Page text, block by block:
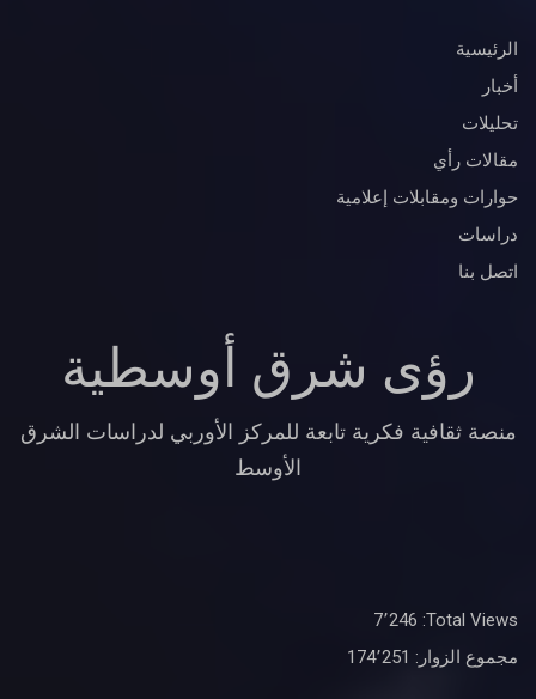
الرئيسية
أخبار
تحليلات
مقالات رأي
حوارات ومقابلات إعلامية
دراسات
اتصل بنا
رؤى شرق أوسطية
منصة ثقافية فكرية تابعة للمركز الأوربي لدراسات الشرق
الأوسط
Total Views: 7٬246
مجموع الزوار: 174٬251